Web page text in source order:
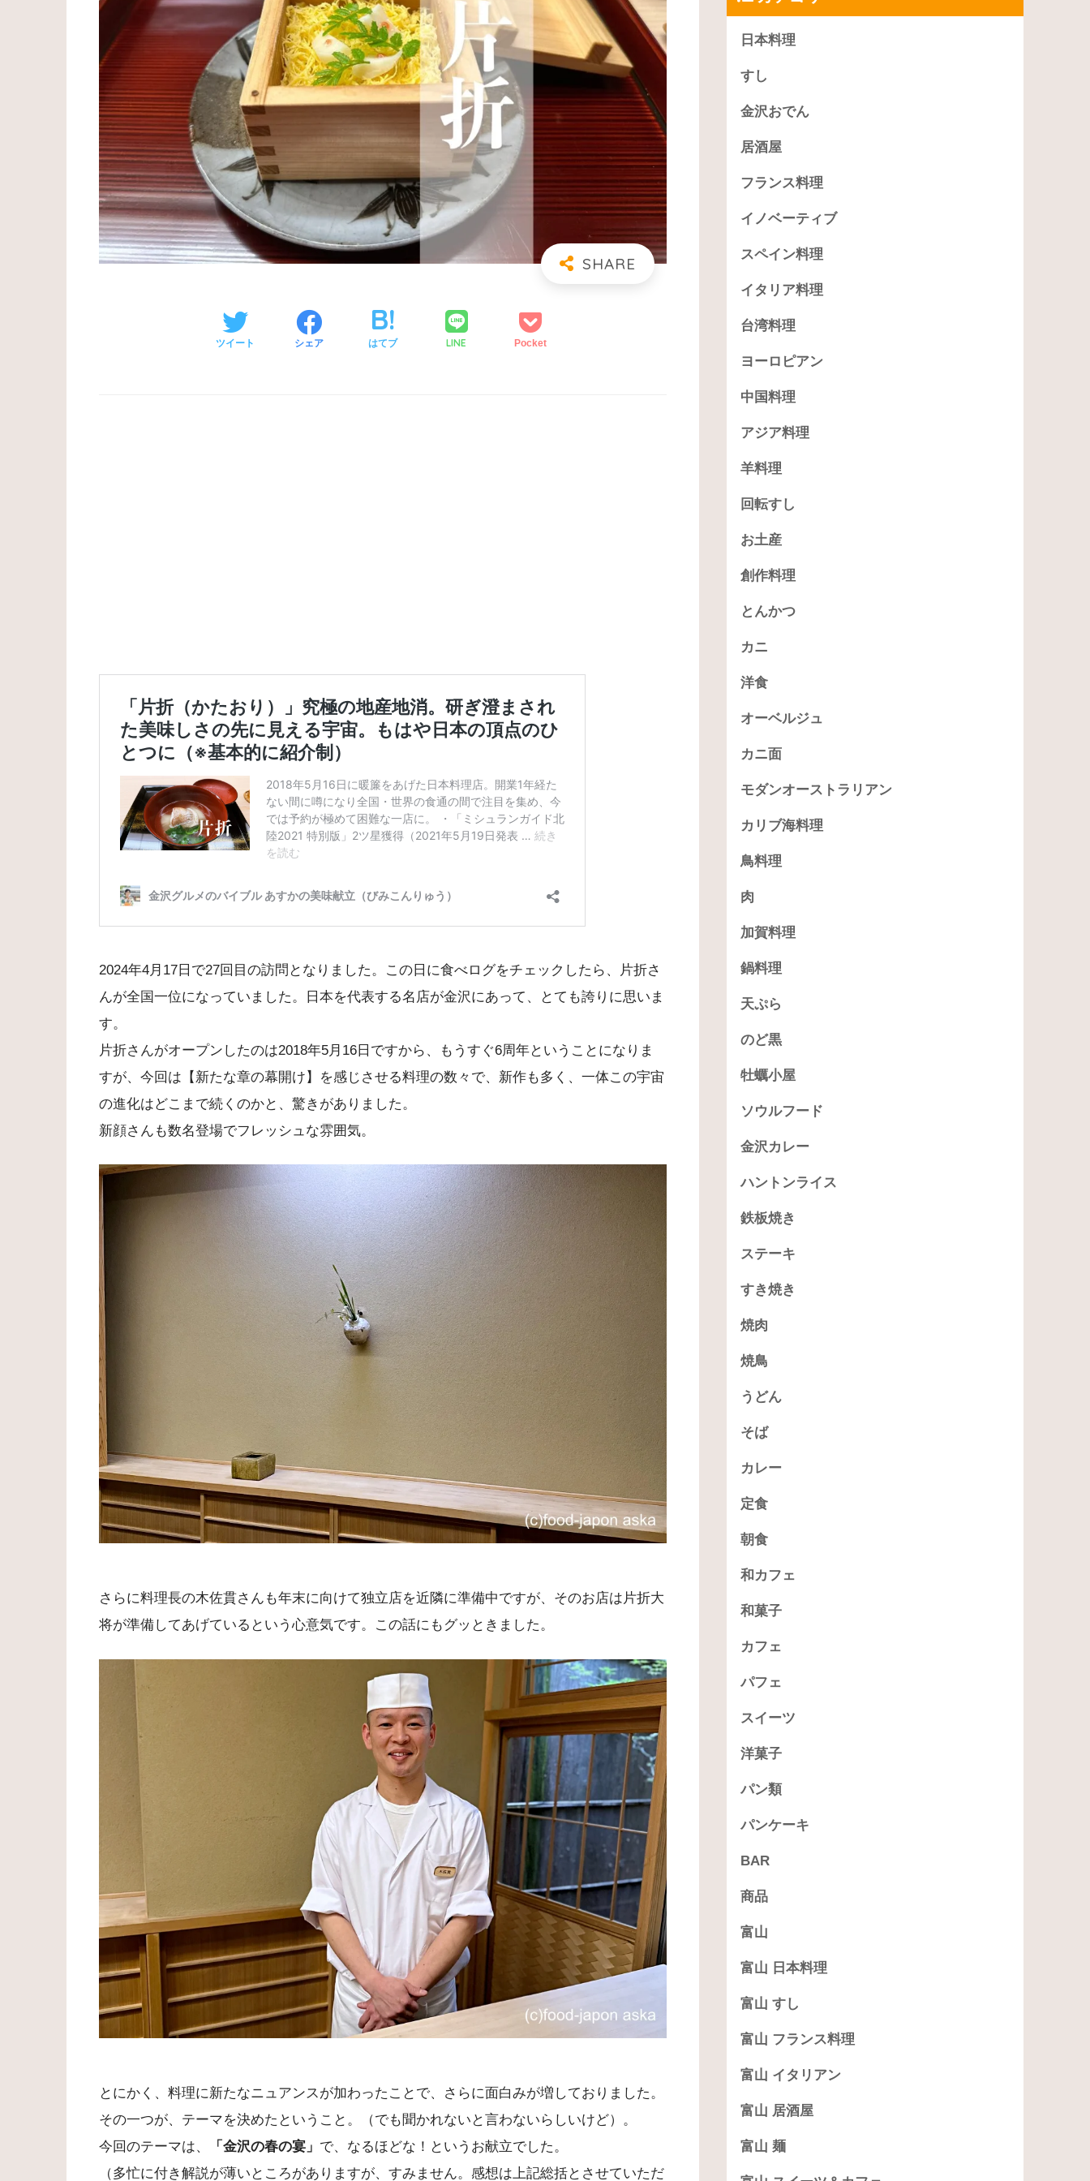
ツイート シェア はてブ LINE Pocket
2024年4月17日で27回目の訪問となりました。この日に食べログをチェックしたら、片折さ
んが全国一位になっていました。日本を代表する名店が金沢にあって、とても誇りに思いま
す。
片折さんがオープンしたのは2018年5月16日ですから、もうすぐ6周年ということになりま
すが、今回は【新たな章の幕開け】を感じさせる料理の数々で、新作も多く、一体この宇宙
の進化はどこまで続くのかと、驚きがありました。
新顔さんも数名登場でフレッシュな雰囲気。
さらに料理長の木佐貫さんも年末に向けて独立店を近隣に準備中ですが、そのお店は片折大
将が準備してあげているという心意気です。この話にもグッときました。
とにかく、料理に新たなニュアンスが加わったことで、さらに面白みが増しておりました。
その一つが、テーマを決めたということ。（でも聞かれないと言わないらしいけど）。
今回のテーマは、
「金沢の春の宴」 で、なるほどな！というお献立でした。
（多忙に付き解説が薄いところがありますが、すみません。感想は上記総括とさせていただ
日本料理
すし
金沢おでん
居酒屋
フランス料理
イノベーティブ
スペイン料理
イタリア料理
台湾料理
ヨーロピアン
中国料理
アジア料理
羊料理
回転すし
お土産
創作料理
とんかつ
カニ
洋食
オーベルジュ
カニ面
モダンオーストラリアン
カリブ海料理
鳥料理
肉
加賀料理
鍋料理
天ぷら
のど黒
牡蠣小屋
ソウルフード
金沢カレー
ハントンライス
鉄板焼き
ステーキ
すき焼き
焼肉
焼鳥
うどん
そば
カレー
定食
朝食
和カフェ
和菓子
カフェ
パフェ
スイーツ
洋菓子
パン類
パンケーキ
BAR
商品
富山
富山 日本料理
富山 すし
富山 フランス料理
富山 イタリアン
富山 居酒屋
富山 麺